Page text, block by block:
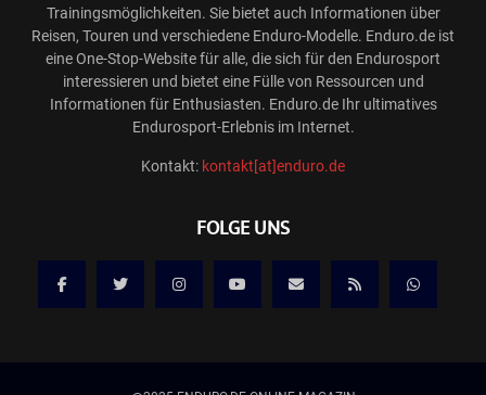
Trainingsmöglichkeiten. Sie bietet auch Informationen über
Reisen, Touren und verschiedene Enduro-Modelle. Enduro.de ist
eine One-Stop-Website für alle, die sich für den Endurosport
interessieren und bietet eine Fülle von Ressourcen und
Informationen für Enthusiasten. Enduro.de Ihr ultimatives
Endurosport-Erlebnis im Internet.
Kontakt: kontakt[at]enduro.de
FOLGE UNS